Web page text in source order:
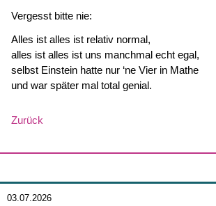
Vergesst bitte nie:
Alles ist alles ist relativ normal,
alles ist alles ist uns manchmal echt egal,
selbst Einstein hatte nur ‘ne Vier in Mathe
und war später mal total genial.
Zurück
03.07.2026